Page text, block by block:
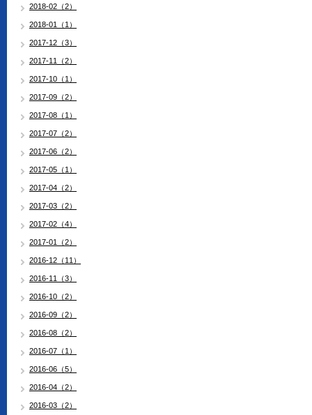
2018-02（2）
2018-01（1）
2017-12（3）
2017-11（2）
2017-10（1）
2017-09（2）
2017-08（1）
2017-07（2）
2017-06（2）
2017-05（1）
2017-04（2）
2017-03（2）
2017-02（4）
2017-01（2）
2016-12（11）
2016-11（3）
2016-10（2）
2016-09（2）
2016-08（2）
2016-07（1）
2016-06（5）
2016-04（2）
2016-03（2）